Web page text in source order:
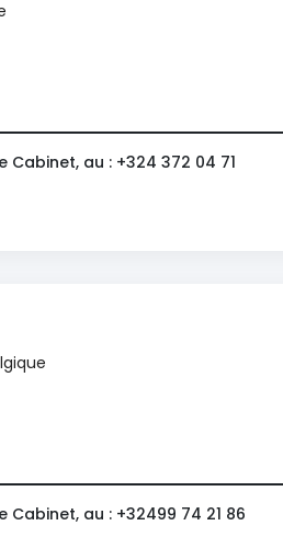
au : +324 372 04 71
au : +32499 74 21 86